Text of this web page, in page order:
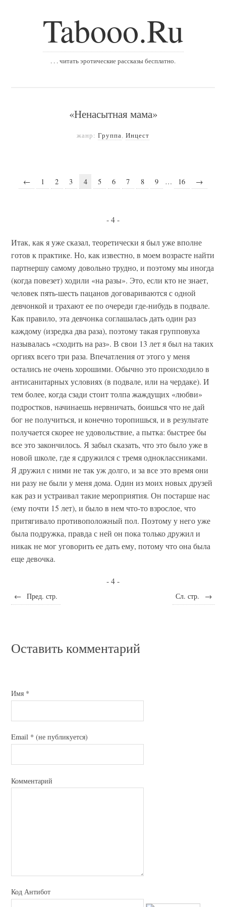
Tabooo.Ru
. . . читать эротические рассказы бесплатно.
«Ненасытная мама»
жанр: Группа, Инцест
← 1 2 3 4 5 6 7 8 9 … 16 →
- 4 -
Итак, как я уже сказал, теоретически я был уже вполне
готов к практике. Но, как известно, в моем возрасте найти
партнершу самому довольно трудно, и поэтому мы иногда
(когда повезет) ходили «на разы». Это, если кто не знает,
человек пять-шесть пацанов договариваются с одной
девчонкой и трахают ее по очереди где-нибудь в подвале.
Как правило, эта девчонка соглашалась дать один раз
каждому (изредка два раза), поэтому такая групповуха
называлась «сходить на раз». В свои 13 лет я был на таких
оргиях всего три раза. Впечатления от этого у меня
остались не очень хорошими. Обычно это происходило в
антисанитарных условиях (в подвале, или на чердаке). И
тем более, когда сзади стоит толпа жаждущих «любви»
подростков, начинаешь нервничать, боишься что не дай
бог не получиться, и конечно торопишься, и в результате
получается скорее не удовольствие, а пытка: быстрее бы
все это закончилось. Я забыл сказать, что это было уже в
новой школе, где я сдружился с тремя одноклассниками.
Я дружил с ними не так уж долго, и за все это время они
ни разу не были у меня дома. Один из моих новых друзей
как раз и устраивал такие мероприятия. Он постарше нас
(ему почти 15 лет), и было в нем что-то взрослое, что
притягивало противоположный пол. Поэтому у него уже
была подружка, правда с ней он пока только дружил и
никак не мог уговорить ее дать ему, потому что она была
еще девочка.
- 4 -
← Пред. стр. Сл. стр. →
Оставить комментарий
Имя *
Email * (не публикуется)
Комментарий
Код Антибот